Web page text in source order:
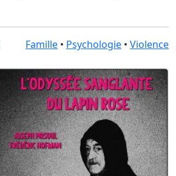
Famille • Psychologie • Violence